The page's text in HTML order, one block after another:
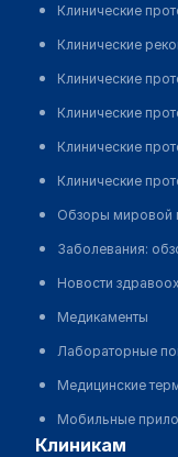
Клинические
Клинические
Клинические
Клинические
Клинические
Клинические
Обзоры мировой
Заболевания:
Новости
Медикаменты
Лабораторные
Медицинские
Мобильные
клиникам